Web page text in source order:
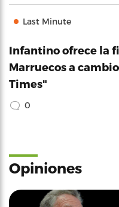
Last Minute
Infantino ofrece la
Marruecos a
Times"
0
Opiniones